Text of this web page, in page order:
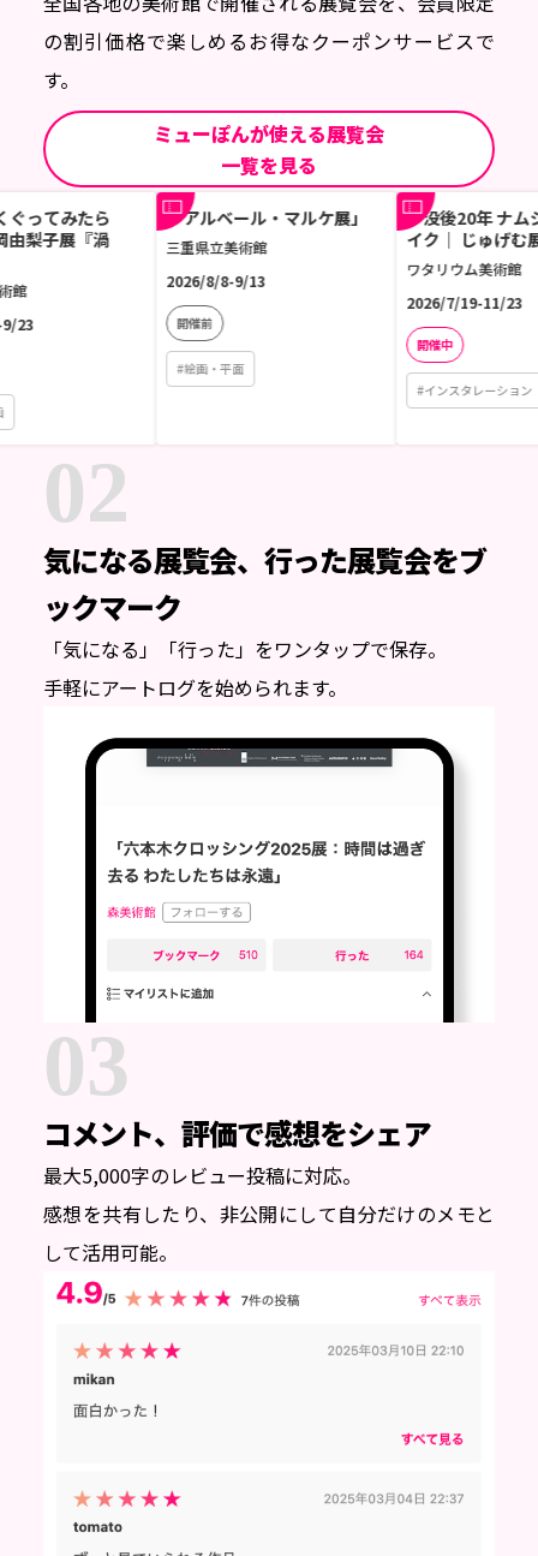
の割引価格で楽しめるお得なクーポンサービスで
す。
ミューぽんが使える展覧会
一覧を見る
てみたら
子展『渦
「アルベール・マルケ展」
三重県立美術館
2026/8/8-9/13
開催前
絵画・平面
「没後20年 ナムジ
イク｜ じゅげむ展」
ワタリウム美術館
2026/7/19-11/23
開催中
インスタレーション
02
気になる展覧会、行った展覧会をブ
ックマーク
「気になる」「行った」をワンタップで保存。
手軽にアートログを始められます。
03
コメント、評価で感想をシェア
最大5,000字のレビュー投稿に対応。
感想を共有したり、非公開にして自分だけのメモと
して活用可能。